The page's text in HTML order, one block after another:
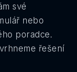
své
nebo
poradce.
řešení